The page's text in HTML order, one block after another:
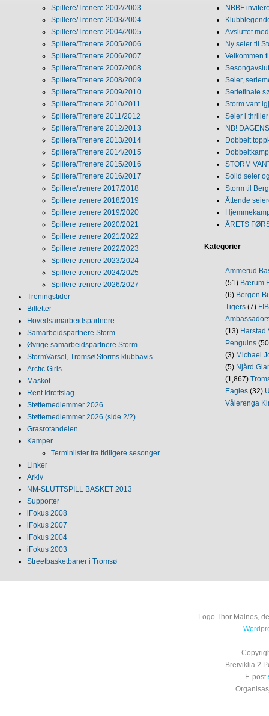
Spillere/Trenere 2002/2003
Spillere/Trenere 2003/2004
Spillere/Trenere 2004/2005
Spillere/Trenere 2005/2006
Spillere/Trenere 2006/2007
Spillere/Trenere 2007/2008
Spillere/Trenere 2008/2009
Spillere/Trenere 2009/2010
Spillere/Trenere 2010/2011
Spillere/Trenere 2011/2012
Spillere/Trenere 2012/2013
Spillere/Trenere 2013/2014
Spillere/Trenere 2014/2015
Spillere/Trenere 2015/2016
Spillere/Trenere 2016/2017
Spillere/trenere 2017/2018
Spillere trenere 2018/2019
Spillere trenere 2019/2020
Spillere trenere 2020/2021
Spillere trenere 2021/2022
Spillere trenere 2022/2023
Spillere trenere 2023/2024
Spillere trenere 2024/2025
Spillere trenere 2026/2027
Treningstider
Billetter
Hovedsamarbeidspartnere
Samarbeidspartnere Storm
Øvrige samarbeidspartnere Storm
StormVarsel, Tromsø Storms klubbavis
Arctic Girls
Maskot
Rent Idrettslag
Støttemedlemmer 2026
Støttemedlemmer 2026 (side 2/2)
Grasrotandelen
Kamper
Terminlister fra tidligere sesonger
Linker
Arkiv
NM‐SLUTTSPILL BASKET 2013
Supporter
iFokus 2008
iFokus 2007
iFokus 2004
iFokus 2003
Streetbasketbaner i Tromsø
NBBF
Avsluttet
Ny seier til
Velkommen
Seier,
Seriefinale
Storm vant
Seier i
NB!
Dobbelt
STORM
Solid seier
Storm til
Åttende
ÅRETS
Kategorier
Ammerud
(51) Bærum
(6) Bergen
Tigers (7)
(13) Harstad
Penguins
(3) Michael
(5) Njård
(1,867)
Eagles (32)
Vålerenga
Logo Thor Malnes,
Breiviklia 2
E-post